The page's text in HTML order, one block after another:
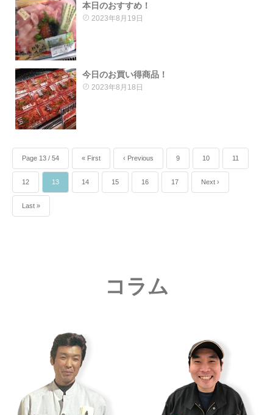
本日のおすすめ！
2023年8月19日
今日のお買い得商品！
2023年8月18日
Page 13 / 54 « First ‹ Previous 9 10 11
12 13 14 15 16 17 Next ›
Last »
コラム